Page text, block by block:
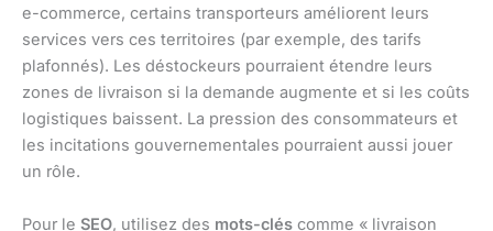
e-commerce, certains transporteurs améliorent leurs
services vers ces territoires (par exemple, des tarifs
plafonnés). Les déstockeurs pourraient étendre leurs
zones de livraison si la demande augmente et si les coûts
logistiques baissent. La pression des consommateurs et
les incitations gouvernementales pourraient aussi jouer
un rôle.
Pour le SEO, utilisez des mots-clés comme « livraison